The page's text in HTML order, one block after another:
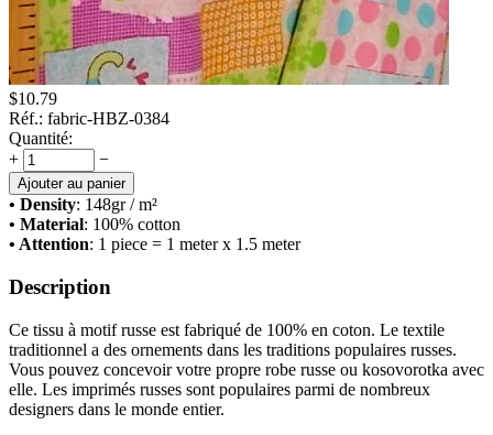
$10.79
Réf.: fabric-HBZ-0384
Quantité:
+
−
Ajouter au panier
• Density: 148gr / m²
• Material: 100% cotton
• Attention: 1 piece = 1 meter x 1.5 meter
Description
Ce tissu à motif russe est fabriqué de 100% en coton. Le textile
traditionnel a des ornements dans les traditions populaires russes.
Vous pouvez concevoir votre propre robe russe ou kosovorotka avec
elle. Les imprimés russes sont populaires parmi de nombreux
designers dans le monde entier.